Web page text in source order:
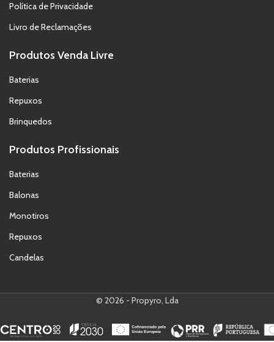
Política de Privacidade
Livro de Reclamações
Produtos Venda Livre
Baterias
Repuxos
Brinquedos
Produtos Profissionais
Baterias
Balonas
Monotiros
Repuxos
Candelas
© 2026 - Propyro, Lda